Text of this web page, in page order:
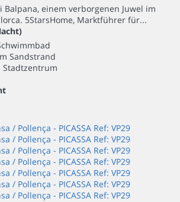
Balpana, einem verborgenen Juwel im
5StarsHome, Marktführer für...
Sandstrand
Stadtzentrum